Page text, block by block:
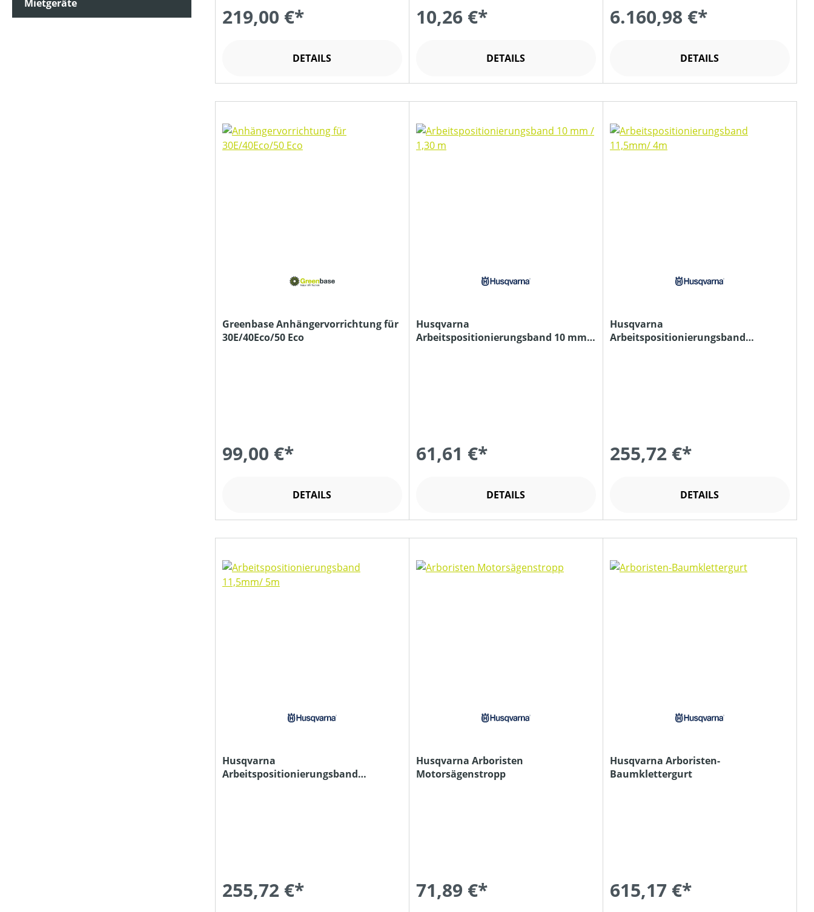
Mietgeräte
219,00 €*
DETAILS
10,26 €*
DETAILS
6.160,98 €*
DETAILS
Greenbase Anhängervorrichtung für
30E/40Eco/50 Eco
99,00 €*
DETAILS
Husqvarna
Arbeitspositionierungsband 10 mm /
61,61 €*
DETAILS
Husqvarna
Arbeitspositionierungsband
255,72 €*
DETAILS
Husqvarna
Arbeitspositionierungsband
255,72 €*
Husqvarna Arboristen
Motorsägenstropp
71,89 €*
Husqvarna Arboristen-
Baumklettergurt
615,17 €*